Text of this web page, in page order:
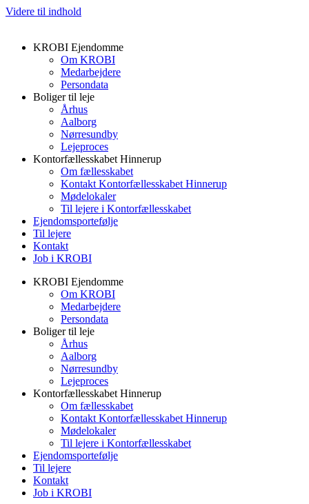
Videre til indhold
KROBI Ejendomme
Om KROBI
Medarbejdere
Persondata
Boliger til leje
Århus
Aalborg
Nørresundby
Lejeproces
Kontorfællesskabet Hinnerup
Om fællesskabet
Kontakt Kontorfællesskabet Hinnerup
Mødelokaler
Til lejere i Kontorfællesskabet
Ejendomsportefølje
Til lejere
Kontakt
Job i KROBI
KROBI Ejendomme
Om KROBI
Medarbejdere
Persondata
Boliger til leje
Århus
Aalborg
Nørresundby
Lejeproces
Kontorfællesskabet Hinnerup
Om fællesskabet
Kontakt Kontorfællesskabet Hinnerup
Mødelokaler
Til lejere i Kontorfællesskabet
Ejendomsportefølje
Til lejere
Kontakt
Job i KROBI